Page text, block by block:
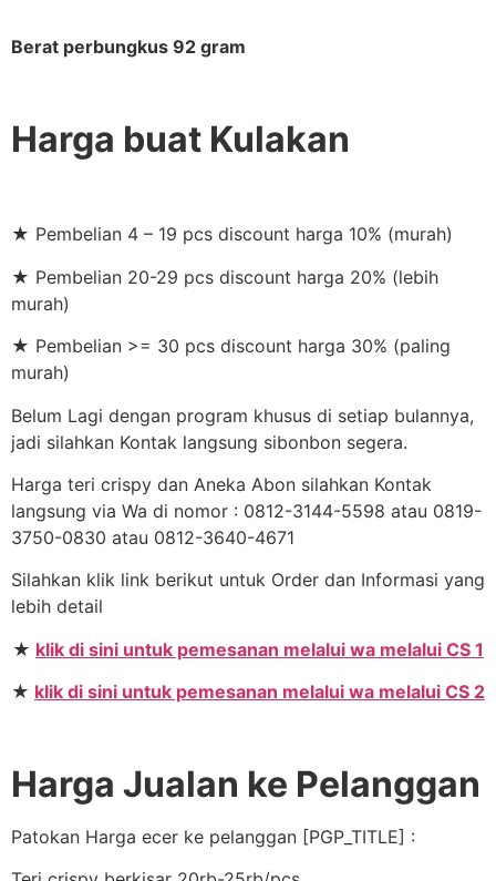
Berat perbungkus 92 gram
Harga buat Kulakan
★ Pembelian 4 – 19 pcs discount harga 10% (murah)
★ Pembelian 20-29 pcs discount harga 20% (lebih
murah)
★ Pembelian >= 30 pcs discount harga 30% (paling
murah)
Belum Lagi dengan program khusus di setiap bulannya,
jadi silahkan Kontak langsung sibonbon segera.
Harga teri crispy dan Aneka Abon silahkan Kontak
langsung via Wa di nomor : 0812-3144-5598 atau 0819-
3750-0830 atau 0812-3640-4671
Silahkan klik link berikut untuk Order dan Informasi yang
lebih detail
★ klik di sini untuk pemesanan melalui wa melalui CS 1
★ klik di sini untuk pemesanan melalui wa melalui CS 2
Harga Jualan ke Pelanggan
Patokan Harga ecer ke pelanggan [PGP_TITLE] :